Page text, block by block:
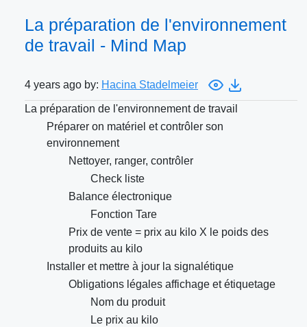
La préparation de l'environnement
de travail - Mind Map
4 years ago by: Hacina Stadelmeier
La préparation de l'environnement de travail
Préparer on matériel et contrôler son
environnement
Nettoyer, ranger, contrôler
Check liste
Balance électronique
Fonction Tare
Prix de vente = prix au kilo X le poids des
produits au kilo
Installer et mettre à jour la signalétique
Obligations légales affichage et étiquetage
Nom du produit
Le prix au kilo